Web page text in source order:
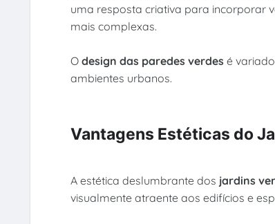
uma resposta criativa para incorporar
mais complexas.
O design das paredes verdesé
ambientes urbanos.
Vantagens Estéticas do
A estética deslumbrante dos jardins
visualmente atraente aos edifícios e